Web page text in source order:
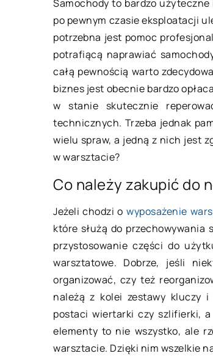
Samochody to bardzo
po pewnym czasie eksploatacji
potrzebna jest pomoc
potrafiącą naprawiać
całą pewnością warto
biznes jest obecnie bardzo
w stanie skutecznie
technicznych. Trzeba jednak
wielu spraw, a jedną z nich jest
w warsztacie?
Co należy zakupić do
Jeżeli chodzi o wyposażenie
które służą do
przystosowanie części do
warsztatowe. Dobrze, jeśli
organizować, czy też
należą z kolei zestawy kluczy i
postaci wiertarki czy szlifierki,
elementy to nie wszystko, ale
warsztacie. Dzięki nim wszelkie
11 stycznia 2022
W jakich sytuacjach niezbędny jest
remont silnika?
codziennie. Z tego powodu każdy
kierowca pragnie, aby jego maszyna
działała jak najdłużej. Niestety
bardzo często […]